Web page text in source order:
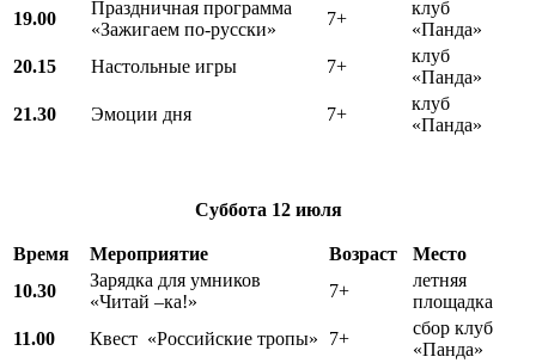
19.00
Праздничная программа
«Зажигаем по-русски»
7+
клуб
«Панда»
20.15
Настольные игры 7+
клуб
«Панда»
21.30
Эмоции дня 7+
клуб
«Панда»
Суббота 12 июля
Время Мероприятие Возраст
Место
10.30
Зарядка для умников
«Читай –ка!»
7+
летняя
площадка
11.00
Квест «Российские тропы» 7+
сбор клуб
«Панда»